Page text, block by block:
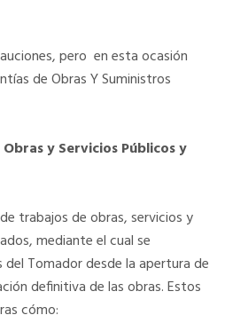
pero en esta ocasión
de Obras Y Suministros
y Servicios Públicos y
trabajos de obras, servicios y
mediante el cual se
Tomador desde la apertura de
definitiva de las obras. Estos
cómo: